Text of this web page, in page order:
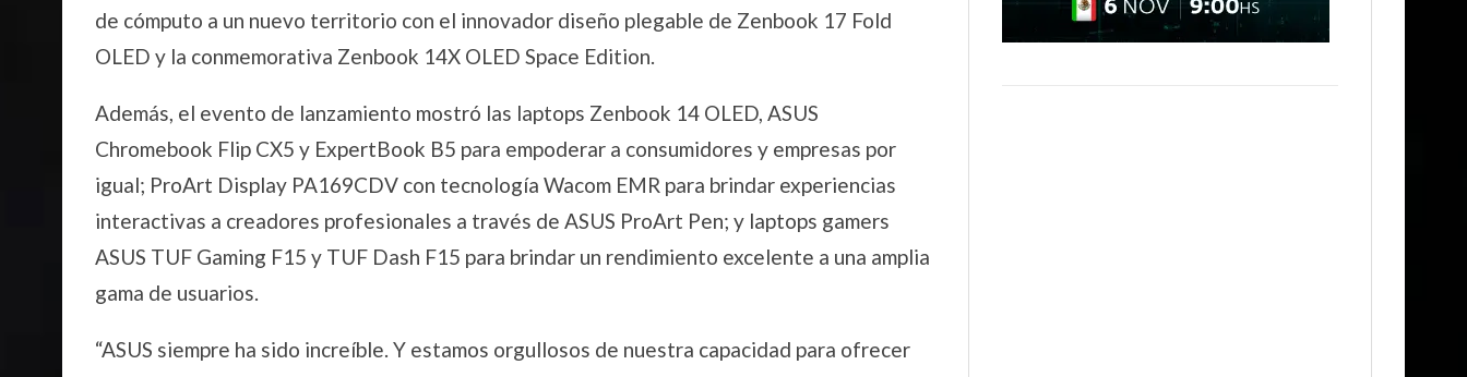
de cómputo a un nuevo territorio con el innovador diseño plegable de Zenbook 17 Fold
OLED y la conmemorativa Zenbook 14X OLED Space Edition.
Además, el evento de lanzamiento mostró las laptops Zenbook 14 OLED, ASUS
Chromebook Flip CX5 y ExpertBook B5 para empoderar a consumidores y empresas por
igual; ProArt Display PA169CDV con tecnología Wacom EMR para brindar experiencias
interactivas a creadores profesionales a través de ASUS ProArt Pen; y laptops gamers
ASUS TUF Gaming F15 y TUF Dash F15 para brindar un rendimiento excelente a una amplia
gama de usuarios.
“ASUS siempre ha sido increíble. Y estamos orgullosos de nuestra capacidad para ofrecer